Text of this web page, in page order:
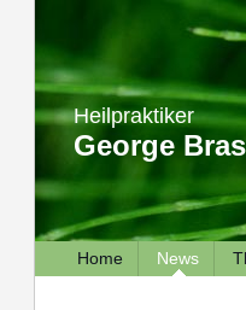
Heilpraktiker
George
Home News